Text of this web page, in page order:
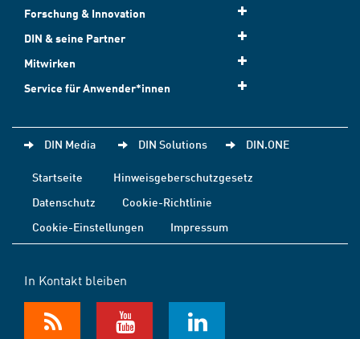
Forschung & Innovation
DIN & seine Partner
Mitwirken
Service für Anwender*innen
DIN Media DIN Solutions DIN.ONE
Startseite
Hinweisgeberschutzgesetz
Datenschutz
Cookie-Richtlinie
Cookie-Einstellungen
Impressum
In Kontakt bleiben